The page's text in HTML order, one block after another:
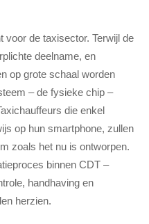
voor de taxisector. Terwijl de
deelname, en
op grote schaal worden
– de fysieke chip –
die enkel
op hun smartphone, zullen
zoals het nu is ontworpen.
binnen CDT –
handhaving en
herzien.